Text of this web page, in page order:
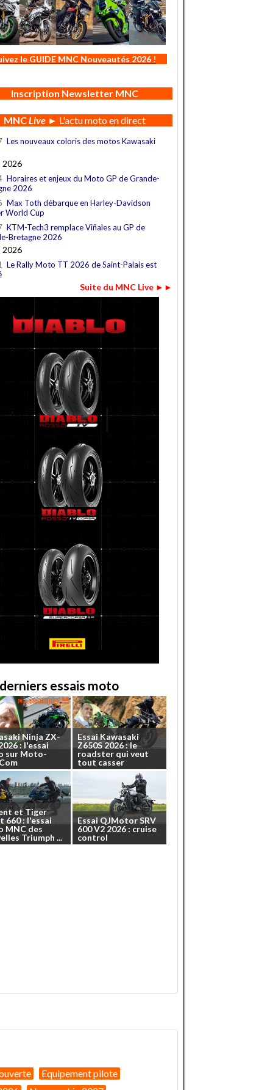
le GUIDE MNC Nouveautés 2026 !
Inscription Newsletter MNC
MNCLive► L'actu moto en direct
Les nouveaux coloris des motos Kawasaki
2026
Horaires et enjeux du Moto GP de Grande-
2026
Max Toth débarque en Harley-Davidson
World Cup
KTM-Tech3 remplace Viñales au GP de
Bretagne 2026
2026
Le Rally Moto TT 2026 de Saint-Palais est
Suite du MNC Live ►►
essais moto
Ninja ZX-
: l'essai
sur Moto-
EssaiKawasaki
Z650S 2026:le
roadster qui veut
tout casser
etTiger
660:l'essai
MNC des
Triumph ...
Essai QJMotorSRV
600V2 2026 : cruise
control
Equipement pilote